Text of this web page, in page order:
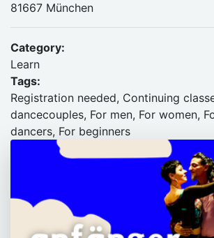
81667 München
Category:
Learn
Tags:
Registration needed, Continuing
dancecouples, For men, For women,
dancers, For beginners